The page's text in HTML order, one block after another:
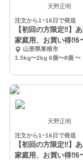
天野正明
注文から1~16日で発送
【初回の方限定‼︎】
家庭用、お買い得‼︎6
山形県東根市
1.5kg〜2kg 6個〜8個 〜
天野正明
注文から1~16日で発送
【初回の方限定‼︎】
家庭用、お買い得‼︎6